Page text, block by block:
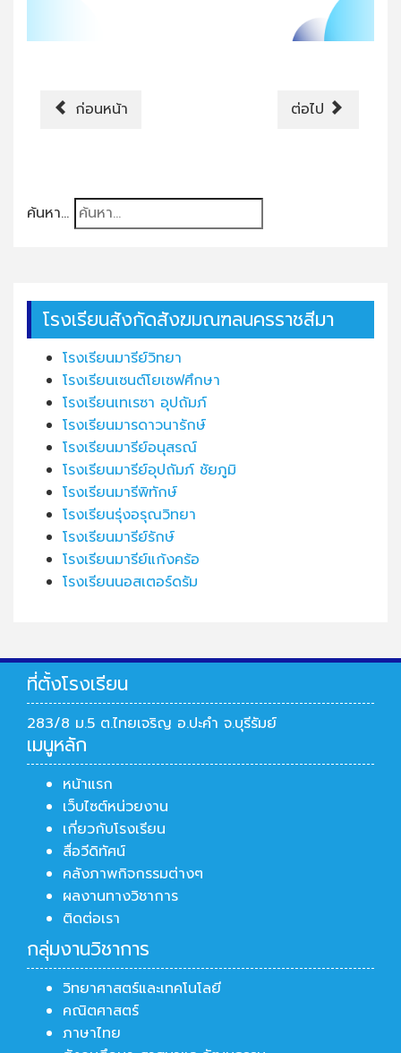
ก่อนหน้า ต่อไป
ค้นหา...
โรงเรียนสังกัดสังฆมณฑลนครราชสีมา
โรงเรียนมารีย์วิทยา
โรงเรียนเซนต์โยเซฟศึกษา
โรงเรียนเทเรซา อุปถัมภ์
โรงเรียนมารดาวนารักษ์
โรงเรียนมารีย์อนุสรณ์
โรงเรียนมารีย์อุปถัมภ์ ชัยภูมิ
โรงเรียนมารีพิทักษ์
โรงเรียนรุ่งอรุณวิทยา
โรงเรียนมารีย์รักษ์
โรงเรียนมารีย์แก้งคร้อ
โรงเรียนนอสเตอร์ดรัม
ที่ตั้งโรงเรียน
283/8 ม.5 ต.ไทยเจริญ อ.ปะคำ จ.บุรีรัมย์
เมนูหลัก
หน้าแรก
เว็บไซต์หน่วยงาน
เกี่ยวกับโรงเรียน
สื่อวีดิทัศน์
คลังภาพกิจกรรมต่างๆ
ผลงานทางวิชาการ
ติดต่อเรา
กลุ่มงานวิชาการ
วิทยาศาสตร์และเทคโนโลยี
คณิตศาสตร์
ภาษาไทย